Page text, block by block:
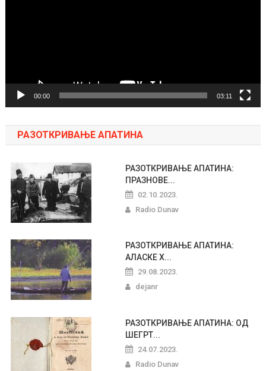
00:00 03:11
РАЗОТКРИВАЊЕ АПАТИНА
РАЗОТКРИВАЊЕ АПАТИНА:
ПРАЗНОВЕ...
02.10.2023.
Radio Dunav
РАЗОТКРИВАЊЕ АПАТИНА:
АЛАСКЕ Х...
29.08.2023.
dejanr
РАЗОТКРИВАЊЕ АПАТИНА: ОД
ШЕГРТ...
24.07.2023.
Radio Dunav